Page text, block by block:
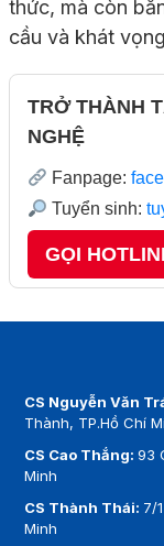
thức, mà còn
cầu và khát
TRỞ THÀNH
NGHỆ
Fanpage:
Tuyển sinh:
GỌI
CS Nguyễn Văn
Thành, TP.Hồ Chí
CS Cao Thắng:93
Minh
CS Thành Thái: 7/
Minh